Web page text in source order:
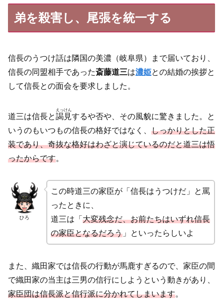
弟を殺害し、尾張を統一する
信長のうつけ話は隣国の美濃（岐阜県）まで届いており、
信長の同盟相手であった斎藤道三は濃姫との結婚の挨拶と
して信長との面会を要求しました。
道三は信長と謁見
えっけん
するや否や、その風貌に驚きました。と
いうのもいつもの信長の格好ではなく、 しっかりとした正
装であり、奇抜な格好はわざと演じているのだと道三は悟
ったからです。
ひろ
この時道三の家臣が「信長はうつけだ」と罵
ったときに、
道三は「 大変残念だ、お前たちはいずれ信長
の家臣となるだろう」といったらしいよ
また、織田家では信長の行動が馬鹿すぎるので、家臣の間
で織田家の当主は三男の信行にしようという動きがあり、
家臣団は信長派と信行派に分かれてしまいます。